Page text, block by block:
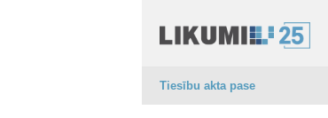
Tiesību akta pase